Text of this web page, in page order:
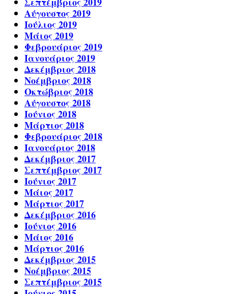
Αύγουστος 2019
Ιούλιος 2019
Μάιος 2019
Φεβρουάριος 2019
Ιανουάριος 2019
Δεκέμβριος 2018
Νοέμβριος 2018
Οκτώβριος 2018
Αύγουστος 2018
Ιούνιος 2018
Μάρτιος 2018
Φεβρουάριος 2018
Ιανουάριος 2018
Δεκέμβριος 2017
Σεπτέμβριος 2017
Ιούνιος 2017
Μάιος 2017
Μάρτιος 2017
Δεκέμβριος 2016
Ιούνιος 2016
Μάιος 2016
Μάρτιος 2016
Δεκέμβριος 2015
Νοέμβριος 2015
Σεπτέμβριος 2015